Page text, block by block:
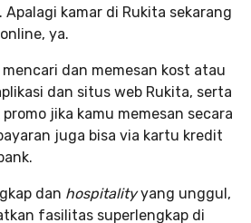
Apalagi kamar di Rukita sekarang
ya.
dan memesan kost atau
dan situs web Rukita, serta
jika kamu memesan secara
juga bisa via kartu kredit
dan hospitalityyang unggul,
fasilitas superlengkap di